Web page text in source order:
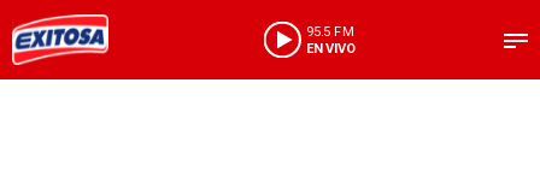
95.5 FM
EN VIVO